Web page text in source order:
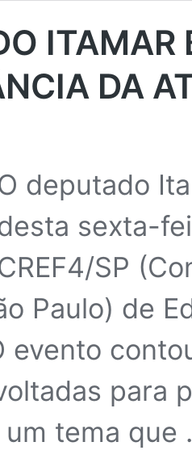
ITAMAR
DA
deputado
sexta-
SP
Paulo) de
evento
para
um tema